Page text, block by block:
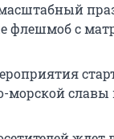
флешмоб с
морской